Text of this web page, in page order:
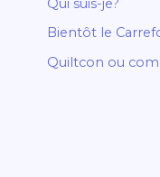
Qui suis-je?
Bientôt le
Quiltcon ou